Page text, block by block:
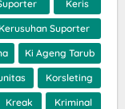
Keris
Kerusuhan Suporter
Ki Ageng Tarub
Korsleting
Kreak Kriminal